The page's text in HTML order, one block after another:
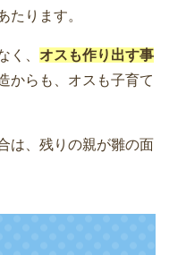
たります。
く、 オスも作り出す事
からも、オスも子育て
は、残りの親が雛の面